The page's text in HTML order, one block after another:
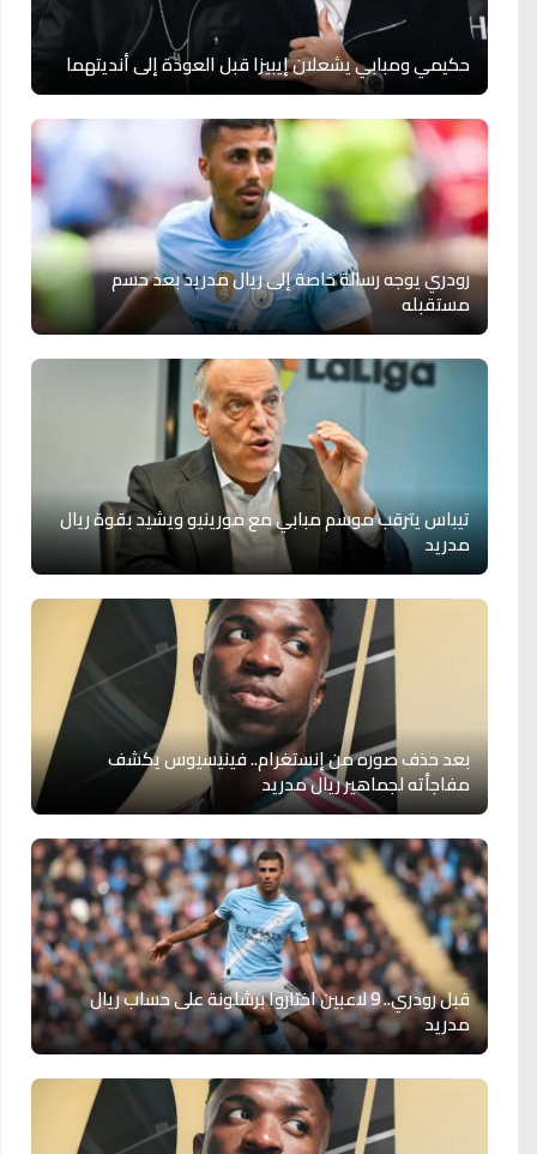
حكيمي ومبابي يشعلان إيبيزا قبل العودة إلى أنديتهما
رودري يوجه رسالة خاصة إلى ريال مدريد بعد حسم
مستقبله
تيباس يترقب موسم مبابي مع مورينيو ويشيد بقوة ريال
مدريد
بعد حذف صوره من إنستغرام.. فينيسيوس يكشف
مفاجأته لجماهير ريال مدريد
قبل رودري.. 9 لاعبين اختاروا برشلونة على حساب ريال
مدريد